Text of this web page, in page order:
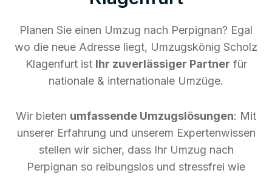
Planen Sie einen Umzug nach Perpignan? Egal
wo die neue Adresse liegt, Umzugskönig Scholz
Klagenfurt ist Ihr zuverlässiger Partner für
nationale & internationale Umzüge.
Wir bieten umfassende Umzugslösungen: Mit
unserer Erfahrung und unserem Expertenwissen
stellen wir sicher, dass Ihr Umzug nach
Perpignan so reibungslos und stressfrei wie